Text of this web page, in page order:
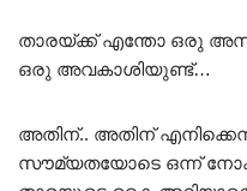
താരയ്ക്ക് എന്തോ ഒരു
ഒരു അവകാശിയുണ്ട്…
അതിന്.. അതിന്
സൗമ്യതയോടെ ഒന്ന്